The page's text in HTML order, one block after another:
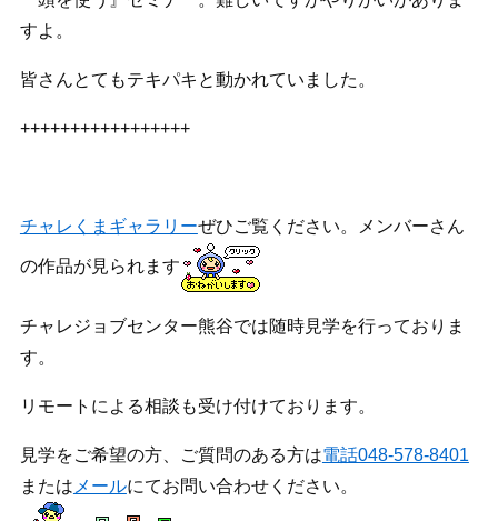
すよ。
皆さんとてもテキパキと動かれていました。
+++++++++++++++++
チャレくまギャラリーぜひご覧ください。メンバーさん
の作品が見られます
チャレジョブセンター熊谷では随時見学を行っておりま
す。
リモートによる相談も受け付けております。
見学をご希望の方、ご質問のある方は電話048-578-8401
または メールにてお問い合わせください。